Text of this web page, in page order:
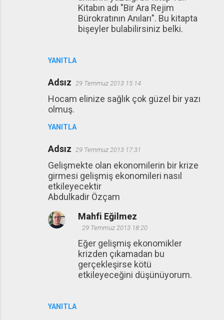
YANITLA
Kitabın adı "Bir Ara Rejim
Bürokratının Anıları". Bu kitapta
bişeyler bulabilirsiniz belki.
Adsız 29 Temmuz 2013 15:14
Hocam elinize sağlık çok güzel bir yazı
olmuş.
YANITLA
Adsız 29 Temmuz 2013 17:31
Gelişmekte olan ekonomilerin bir krize
girmesi gelişmiş ekonomileri nasıl
etkileyecektir
Abdulkadir Özçam
YANITLA
Mahfi Eğilmez
29 Temmuz 2013 18:20
Eğer gelişmiş ekonomikler
krizden çıkamadan bu
gerçekleşirse kötü
etkileyeceğini düşünüyorum.